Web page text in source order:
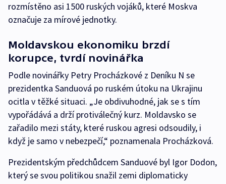
rozmístěno asi 1500 ruských vojáků, které Moskva
označuje za mírové jednotky.
Moldavskou ekonomiku brzdí
korupce, tvrdí novinářka
Podle novinářky Petry Procházkové z Deníku N se
prezidentka Sanduová po ruském útoku na Ukrajinu
ocitla v těžké situaci. „Je obdivuhodné, jak se s tím
vypořádává a drží protiválečný kurz. Moldavsko se
zařadilo mezi státy, které ruskou agresi odsoudily, i
když je samo v nebezpečí,“ poznamenala Procházková.
Prezidentským předchůdcem Sanduové byl Igor Dodon,
který se svou politikou snažil zemi diplomaticky